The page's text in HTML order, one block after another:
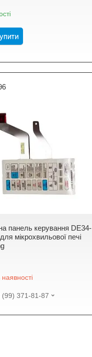
панель керування DE34-
мікрохвильової печі
(99) 371-81-87